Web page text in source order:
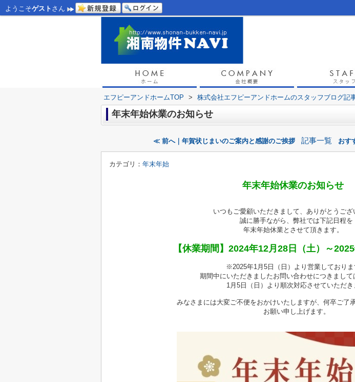
ようこそゲスト さん
エフピーアンドホームTOP > 株式会社エフピーアンドホームのスタッフブログ記
年末年始休業のお知らせ
≪ 前へ｜年賀状じまいのご案内と感謝のご挨拶 記事一覧 おす
カテゴリ： 年末年始
年末年始休業のお知らせ
いつもご愛顧いただきまして、ありがとうござ
誠に勝手ながら、弊社では下記日程を
年末年始休業とさせて頂きます。
【休業期間】2024年12月28日（土）～2025
※2025年1月5日（日）より営業しておりま
期間中にいただきましたお問い合わせにつきまして
1月5日（日）より順次対応させていただき
みなさまには大変ご不便をおかけいたしますが、何卒ご了
お願い申し上げます。